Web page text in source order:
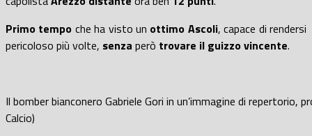
Primo tempo che ha visto un ottimo Ascoli, capace di rendersi
pericoloso più volte, senza però trovare il guizzo vincente.
Il bomber bianconero Gabriele Gori in un’immagine di
Calcio)